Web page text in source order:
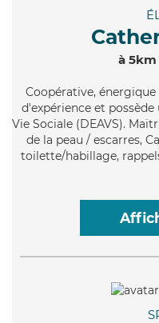
à 5km
Coopérative, énergique
d'expérience et
Vie Sociale (DEAVS).
de la peau / escarres,
toilette/habillage,